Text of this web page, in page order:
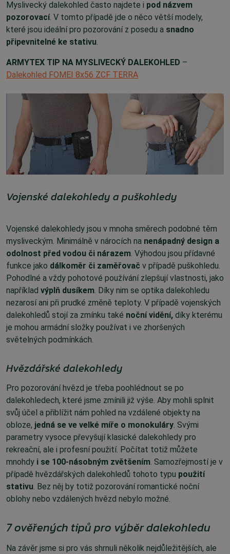
Myslivecký dalekohled často najdete i pod názvem
pozorovací. V tomto případě jde o něco větší modely,
které jsou ideální pro pozorování z posedu a snadno
připevnitelné ke stativu.
ARMYTEX TIP NA MYSLIVECKÝ DALEKOHLED –
Dalekohled FOMEI 8x56 ZCF TERRA
Vojenské dalekohledy a puškohledy
Vojenské dalekohledy jsou v mnoha směrech podobné těm
mysliveckým. Minimálně v nárocích na nenápadný design a
odolnost před vodou či nárazem. Výhodou jsou přídavné
funkce jako dálkoměr či zaměřovač v případě puškohledu.
Pohodlné a vždy pohotové používání zlepšují vlastnosti, jako
například výplň dusíkem. Díky nim se optika dalekohledu
nezarosí ani při prudké změně teploty. V případě vojenských
dalekohledů stojí za zmínku také noční vidění, díky kterému
je mohou armádní složky používat i ve zhoršených
světelných podmínkách.
Hvězdářské dalekohledy
Pro pozorování hvězd je třeba poohlédnout se po
dalekohledech, které jsme zmínili již výše. Aby mohli splnit
svůj účel a přiblížit nám pohled na vzdálené objekty na
obloze, jedná se ve velké míře o monokuláry. Svými
parametry vysoce převyšují klasické dalekohledy pro
rekreační, ale i profesní použití. Počítat totiž můžete
mnohdy i se 100-násobným zvětšením. Samozřejmostí je v
případě hvězdářských dalekohledů tohoto typu použití
stativu. Bez něj by totiž pozorování romantické noční
oblohy nebo vzdálených hvězd nebylo možné.
7 ověřených tipů pro výběr dalekohledu
Na závěr jsme si pro vás shrnuli několik nejdůležitějších, ale